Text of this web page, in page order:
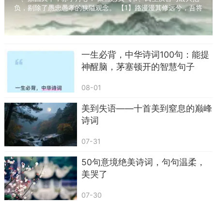
23. 欲上青天览明月，抽刀断水水更流。——
《宣州谢朓楼饯别校书叔云》
人》
《登金陵凤凰台》
负，剔除了愚忠愚孝的狭隘观念。 【1】路漫漫其修远兮，吾将
上下而求索。 ——屈原《离骚》 意译：前...
一生必背，中华诗词100句：能提
神醒脑，茅塞顿开的智慧句子
08-01
美到失语——十首美到窒息的巅峰
诗词
07-31
50句意境绝美诗词，句句温柔，
美哭了
07-30